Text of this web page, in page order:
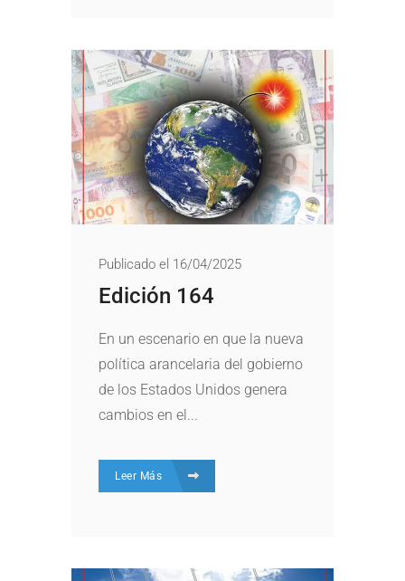
Publicado el 16/04/2025
Edición 164
En un escenario en que la nueva
política arancelaria del gobierno
de los Estados Unidos genera
cambios en el...
Leer Más